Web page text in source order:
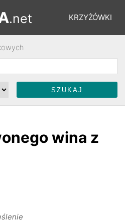
KRZYŻÓWKI
ŁAMIGŁÓWKI
.net
wina z